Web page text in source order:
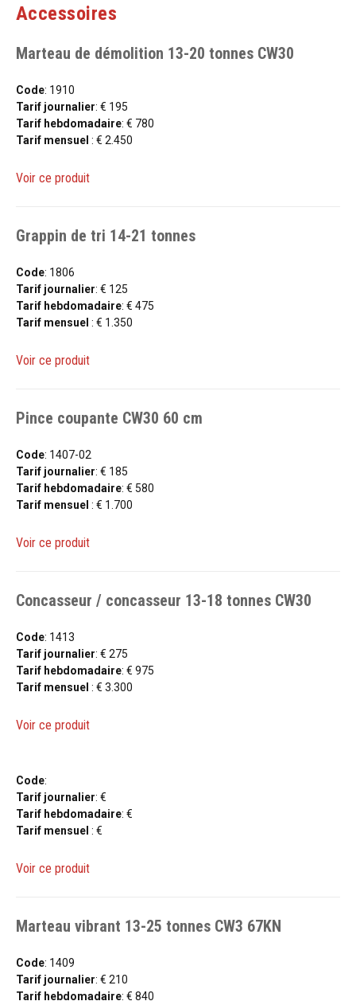
Accessoires
Marteau de démolition 13-20 tonnes CW30
Code: 1910
Tarif journalier: € 195
Tarif hebdomadaire: € 780
Tarif mensuel : € 2.450
Voir ce produit
Grappin de tri 14-21 tonnes
Code: 1806
Tarif journalier: € 125
Tarif hebdomadaire: € 475
Tarif mensuel : € 1.350
Voir ce produit
Pince coupante CW30 60 cm
Code: 1407-02
Tarif journalier: € 185
Tarif hebdomadaire: € 580
Tarif mensuel : € 1.700
Voir ce produit
Concasseur / concasseur 13-18 tonnes CW30
Code: 1413
Tarif journalier: € 275
Tarif hebdomadaire: € 975
Tarif mensuel : € 3.300
Voir ce produit
Code:
Tarif journalier: €
Tarif hebdomadaire: €
Tarif mensuel : €
Voir ce produit
Marteau vibrant 13-25 tonnes CW3 67KN
Code: 1409
Tarif journalier: € 210
Tarif hebdomadaire: € 840